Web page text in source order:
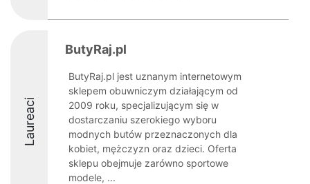
Laureaci
ButyRaj.pl
ButyRaj.pl jest uznanym internetowym
sklepem obuwniczym działającym od
2009 roku, specjalizującym się w
dostarczaniu szerokiego wyboru
modnych butów przeznaczonych dla
kobiet, mężczyzn oraz dzieci. Oferta
sklepu obejmuje zarówno sportowe
modele, ...